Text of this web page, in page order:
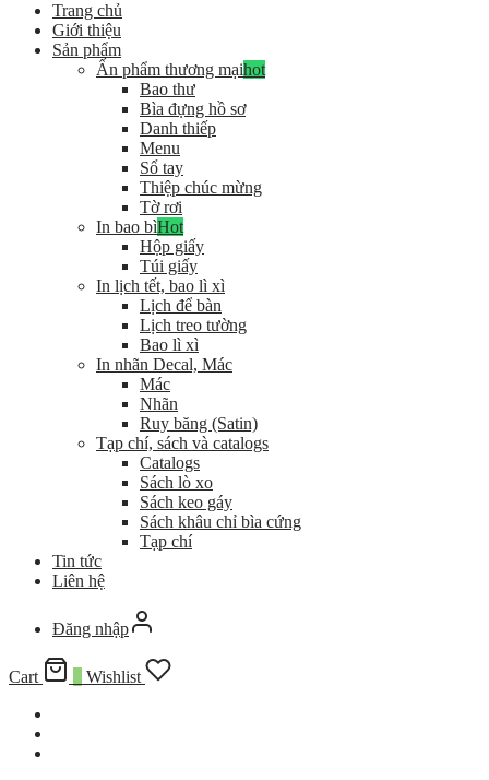
Trang chủ
Giới thiệu
Sản phẩm
Ấn phẩm thương mạihot
Bao thư
Bìa đựng hồ sơ
Danh thiếp
Menu
Sổ tay
Thiệp chúc mừng
Tờ rơi
In bao bìHot
Hộp giấy
Túi giấy
In lịch tết, bao lì xì
Lịch để bàn
Lịch treo tường
Bao lì xì
In nhãn Decal, Mác
Mác
Nhãn
Ruy băng (Satin)
Tạp chí, sách và catalogs
Catalogs
Sách lò xo
Sách keo gáy
Sách khâu chỉ bìa cứng
Tạp chí
Tin tức
Liên hệ
Đăng nhập
Cart Wishlist